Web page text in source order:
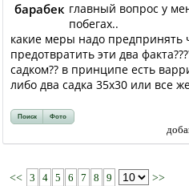
барабек главный вопрос у
побегах..
какие меры надо предпринять
предотвратить эти два
садком?? в принципе есть
либо два садка 35х30 или все
Поиск Фото
<< 3 4 5 6 7 8 9 >>